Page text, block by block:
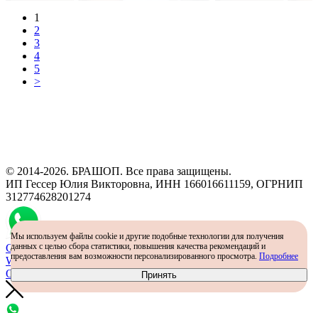
1
2
3
4
5
>
© 2014-2026. БРАШОП. Все права защищены.
ИП Гессер Юлия Викторовна, ИНН 166016611159, ОГРНИП
312774628201274
Самый простой способ определить размер - консультация в
WhatsApp
Определить размер
Мы используем файлы cookie и другие подобные технологии для получения
данных с целью сбора статистики, повышения качества рекомендаций и
предоставления вам возможности персонализированного просмотра. Подробнее
Принять